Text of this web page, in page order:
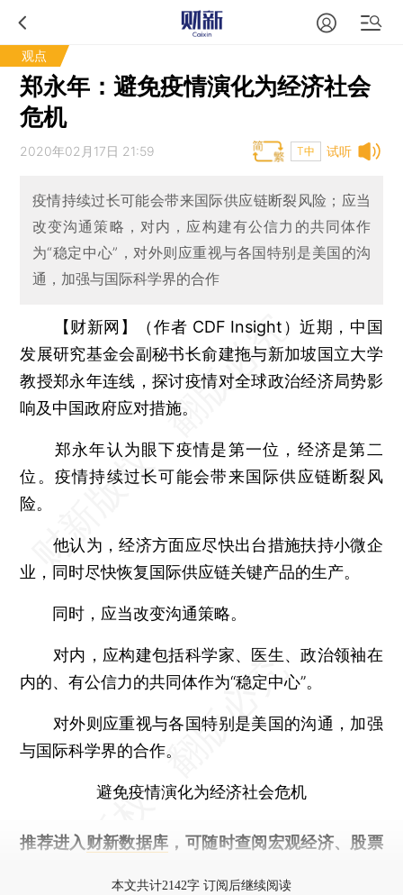
观点
郑永年：避免疫情演化为经济社会
危机
试听
2020年02月17日 21:59 T中
疫情持续过长可能会带来国际供应链断裂风险；应当
改变沟通策略，对内，应构建有公信力的共同体作
为“稳定中心”，对外则应重视与各国特别是美国的沟
通，加强与国际科学界的合作
【财新网】（作者 CDF Insight）近期，中国
发展研究基金会副秘书长俞建拖与新加坡国立大学
教授郑永年连线，探讨疫情对全球政治经济局势影
响及中国政府应对措施。
郑永年认为眼下疫情是第一位，经济是第二
位。疫情持续过长可能会带来国际供应链断裂风
险。
他认为，经济方面应尽快出台措施扶持小微企
业，同时尽快恢复国际供应链关键产品的生产。
同时，应当改变沟通策略。
对内，应构建包括科学家、医生、政治领袖在
内的、有公信力的共同体作为“稳定中心”。
对外则应重视与各国特别是美国的沟通，加强
与国际科学界的合作。
避免疫情演化为经济社会危机
推荐进入 财新数据库 ，可随时查阅宏观经济、股票
本文共计2142字 订阅后继续阅读